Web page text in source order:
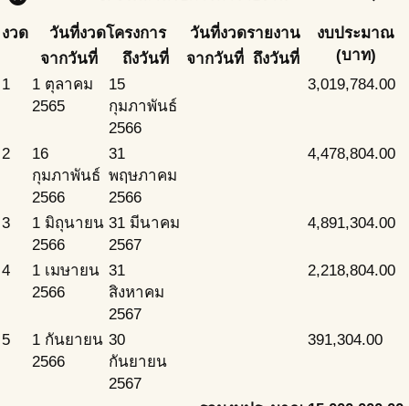
งวด วันที่งวดโครงการ วันที่งวดรายงาน
งบประมาณ
(บาท)
จากวันที่ ถึงวันที่ จากวันที่ ถึงวันที่
1
1 ตุลาคม
2565
15
กุมภาพันธ์
2566
3,019,784.00
2
16
กุมภาพันธ์
2566
31
พฤษภาคม
2566
4,478,804.00
3
1 มิถุนายน
2566
31 มีนาคม
2567
4,891,304.00
4
1 เมษายน
2566
31
สิงหาคม
2567
2,218,804.00
5
1 กันยายน
2566
30
กันยายน
2567
391,304.00